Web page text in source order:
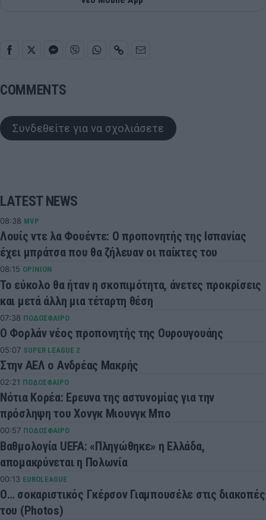
COMMENTS
Συνδεθείτε για να σχολιάσετε
LATEST NEWS
08:38 MVP
Λουίς ντε λα Φουέντε: Ο προπονητής της Ισπανίας
έχει μπράτσα που θα ζήλευαν οι παίκτες του
08:15 OPINION
Το εύκολο θα ήταν η σκοπιμότητα, άνετες προκρίσεις
και μετά άλλη μια τέταρτη θέση
07:38 ΠΟΔΟΣΦΑΙΡΟ
Ο Φορλάν νέος προπονητής της Ουρουγουάης
05:07 SUPER LEAGUE 2
Στην ΑΕΛ ο Ανδρέας Μακρής
02:21 ΠΟΔΟΣΦΑΙΡΟ
Νότια Κορέα: Ερευνα της αστυνομίας για την
πρόσληψη του Χονγκ Μιουνγκ Μπo
00:57 ΠΟΔΟΣΦΑΙΡΟ
Βαθμολογία UEFA: «Πληγώθηκε» η Ελλάδα,
απομακρύνεται η Πολωνία
00:13 EUROLEAGUE
Ο… σοκαριστικός Γκέρσον Γιαμπουσέλε στις διακοπές
του (Photos)